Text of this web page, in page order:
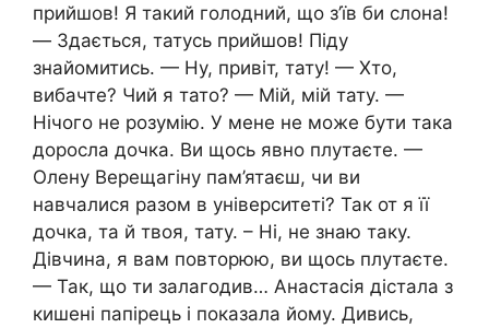
прийшов! Я такий голодний, що з’їв би слона!
— Здається, татусь прийшов! Піду
знайомитись. — Ну, привіт, тату! — Хто,
вибачте? Чий я тато? — Мій, мій тату. —
Нічого не розумію. У мене не може бути така
доросла дочка. Ви щось явно плутаєте. —
Олену Верещагіну пам’ятаєш, чи ви
навчалися разом в університеті? Так от я її
дочка, та й твоя, тату. – Ні, не знаю таку.
Дівчина, я вам повторюю, ви щось плутаєте.
— Так, що ти залагодив… Анастасія дістала з
кишені папірець і показала йому. Дивись,